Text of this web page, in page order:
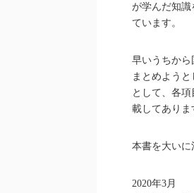
が学んだ知識
ています。
早いうちから
まとめよう
として、各
載してありま
本書を大いに
2020年3月